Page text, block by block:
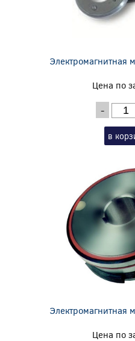
Электромагнитная
Цена по
-
в
Электромагнитная
Цена по